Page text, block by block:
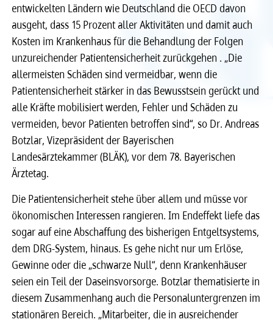
meineBLÄK
meineBLÄK
entwickelten Ländern wie Deutschland die OECD davon
ausgeht, dass 15 Prozent aller Aktivitäten und damit auch
Kosten im Krankenhaus für die Behandlung der Folgen
unzureichender Patientensicherheit zurückgehen . „Die
allermeisten Schäden sind vermeidbar, wenn die
Patientensicherheit stärker in das Bewusstsein gerückt und
alle Kräfte mobilisiert werden, Fehler und Schäden zu
vermeiden, bevor Patienten betroffen sind“, so Dr. Andreas
Botzlar, Vizepräsident der Bayerischen
Landesärztekammer (BLÄK), vor dem 78. Bayerischen
Ärztetag.
Die Patientensicherheit stehe über allem und müsse vor
ökonomischen Interessen rangieren. Im Endeffekt liefe das
sogar auf eine Abschaffung des bisherigen Entgeltsystems,
dem DRG-System, hinaus. Es gehe nicht nur um Erlöse,
Gewinne oder die „schwarze Null“, denn Krankenhäuser
seien ein Teil der Daseinsvorsorge. Botzlar thematisierte in
diesem Zusammenhang auch die Personaluntergrenzen im
stationären Bereich. „Mitarbeiter, die in ausreichender